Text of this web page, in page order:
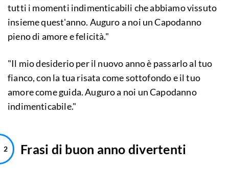
tutti i momenti indimenticabili che abbiamo vissuto
insieme quest'anno. Auguro a noi un Capodanno
pieno di amore e felicità."
"Il mio desiderio per il nuovo anno è passarlo al tuo
fianco, con la tua risata come sottofondo e il tuo
amore come guida. Auguro a noi un Capodanno
indimenticabile."
Frasi di buon anno divertenti